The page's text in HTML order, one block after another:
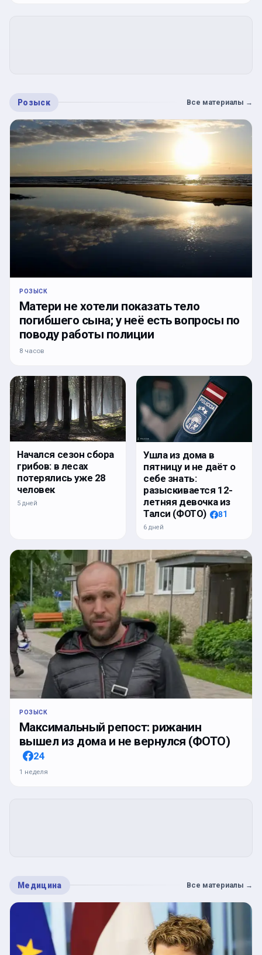
Розыск Все материалы →
РОЗЫСК
Матери не хотели показать тело
погибшего сына; у неё есть вопросы по
поводу работы полиции
8 часов
Начался сезон сбора
грибов: в лесах
потерялись уже 28
человек
5 дней
Ушла из дома в
пятницу и не даёт о
себе знать:
разыскивается 12-
летняя девочка из
Талси (ФОТО)
81
6 дней
РОЗЫСК
Максимальный репост: рижанин
вышел из дома и не вернулся (ФОТО)
24
1 неделя
Медицина Все материалы →